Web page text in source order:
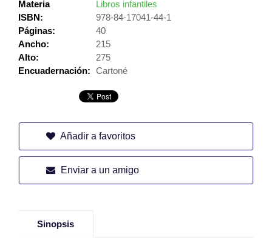
Materia
Libros infantiles
ISBN:
978-84-17041-44-1
Páginas:
40
Ancho:
215
Alto:
275
Encuadernación: Cartoné
Añadir a favoritos
Enviar a un amigo
Sinopsis